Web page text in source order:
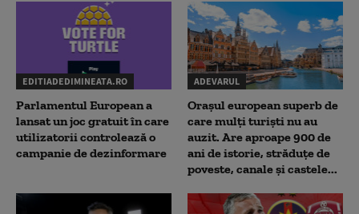
EDITIADEDIMINEATA.RO
Parlamentul European a
lansat un joc gratuit în care
utilizatorii controlează o
campanie de dezinformare
ADEVARUL
Orașul european superb de
care mulți turiști nu au
auzit. Are aproape 900 de
ani de istorie, străduțe de
poveste, canale și castele...